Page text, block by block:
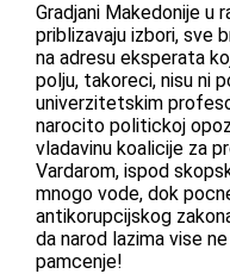
Gradjani Makedonije u
priblizavaju izbori, sve
na adresu eksperata
polju, takoreci, nisu ni
univerzitetskim
narocito politickoj
vladavinu koalicije za
Vardarom, ispod
mnogo vode, dok
antikorupcijskog
da narod lazima vise
pamcenje!